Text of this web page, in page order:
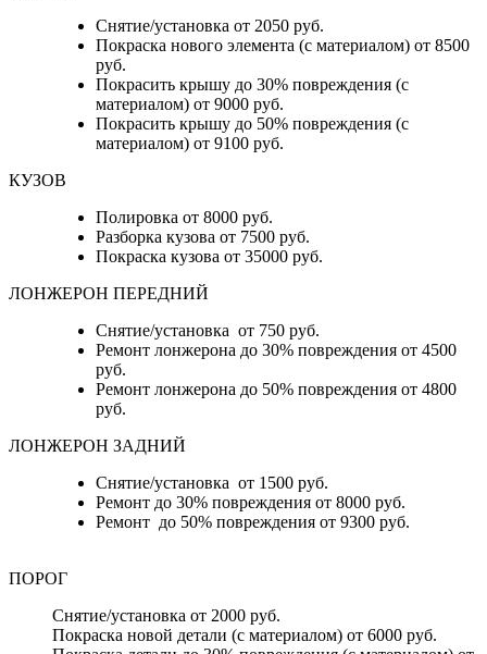
Снятие/установка от 2050 руб.
Покраска нового элемента (с материалом) от 8500
руб.
Покрасить крышу до 30% повреждения (с
материалом) от 9000 руб.
Покрасить крышу до 50% повреждения (с
материалом) от 9100 руб.
КУЗОВ
Полировка от 8000 руб.
Разборка кузова от 7500 руб.
Покраска кузова от 35000 руб.
ЛОНЖЕРОН ПЕРЕДНИЙ
Снятие/установка от 750 руб.
Ремонт лонжерона до 30% повреждения от 4500
руб.
Ремонт лонжерона до 50% повреждения от 4800
руб.
ЛОНЖЕРОН ЗАДНИЙ
Снятие/установка от 1500 руб.
Ремонт до 30% повреждения от 8000 руб.
Ремонт до 50% повреждения от 9300 руб.
ПОРОГ
Снятие/установка от 2000 руб.
Покраска новой детали (с материалом) от 6000 руб.